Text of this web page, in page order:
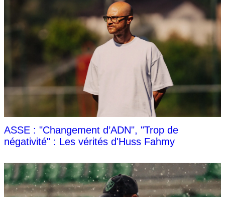
ASSE : "Changement d’ADN", "Trop de
négativité" : Les vérités d'Huss Fahmy